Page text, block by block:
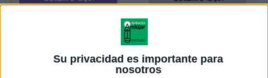
Su privacidad es importante para
nosotros